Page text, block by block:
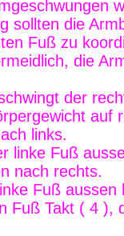
sollten die
Fuß zu
die
der
auf
links.
linke Fuß
nach rechts.
Fuß
Fuß Takt ( 4 ),